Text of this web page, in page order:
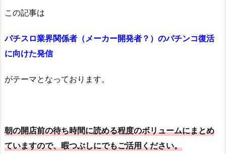
この記事は
パチスロ業界関係者（メーカー開発者？）のパチンコ復活
に向けた発信
がテーマとなっております。
朝の開店前の待ち時間に読める程度のボリュームにまとめ
ていますので、暇つぶしにでもご活用ください。